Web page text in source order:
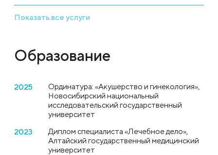
Показать все услуги
Образование
2025
Ординатура: «Акушерство и гинекология»,
Новосибирский национальный
исследовательский государственный
университет
2023
Диплом специалиста «Лечебное дело»,
Алтайский государственный медицинский
университет